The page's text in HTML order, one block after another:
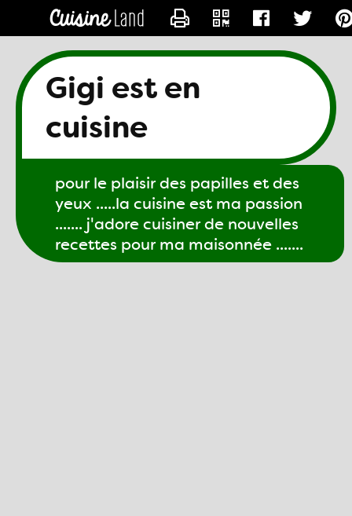
Gigi est en
cuisine
pour le plaisir des papilles et des
yeux .....la cuisine est ma passion
....... j'adore cuisiner de nouvelles
recettes pour ma maisonnée .......
CONTACTER GIGI61